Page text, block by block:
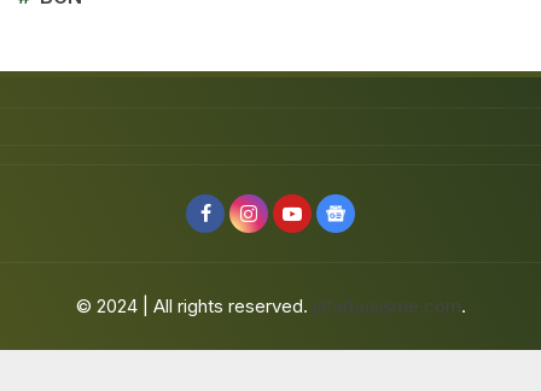
© 2024 | All rights reserved. jafarbuaisme.com.